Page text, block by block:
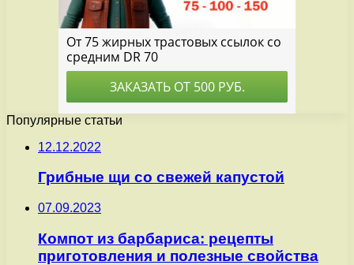
Популярные статьи
12.12.2022
Грибные щи со свежей капустой
07.09.2023
Компот из барбариса: рецепты
приготовления и полезные свойства